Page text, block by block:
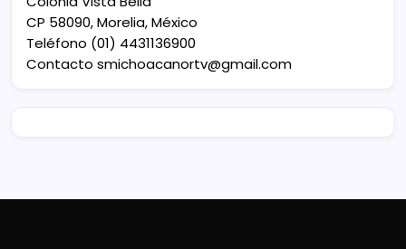
CP 58090, Morelia, México
Teléfono (01) 4431136900
Contacto smichoacanortv@gmail.com